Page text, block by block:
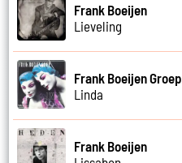
Frank Boeijen
Lieveling
Frank Boeijen Groep
Linda
Frank Boeijen